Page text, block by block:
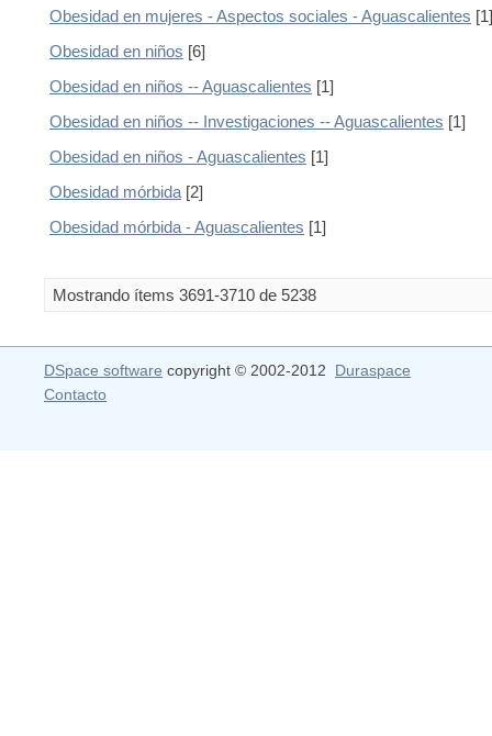
Obesidad en mujeres - Aspectos sociales - Aguascalientes [1]
Obesidad en niños [6]
Obesidad en niños -- Aguascalientes [1]
Obesidad en niños -- Investigaciones -- Aguascalientes [1]
Obesidad en niños - Aguascalientes [1]
Obesidad mórbida [2]
Obesidad mórbida - Aguascalientes [1]
Mostrando ítems 3691-3710 de 5238
DSpace software copyright © 2002-2012 Duraspace
Contacto